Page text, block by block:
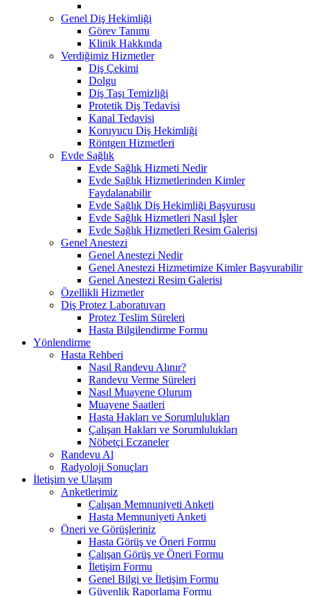
Genel Diş Hekimliği
Görev Tanımı
Klinik Hakkında
Verdiğimiz Hizmetler
Diş Çekimi
Dolgu
Diş Taşı Temizliği
Protetik Diş Tedavisi
Kanal Tedavisi
Koruyucu Diş Hekimliği
Röntgen Hizmetleri
Evde Sağlık
Evde Sağlık Hizmeti Nedir
Evde Sağlık Hizmetlerinden Kimler
Faydalanabilir
Evde Sağlık Diş Hekimliği Başvurusu
Evde Sağlık Hizmetleri Nasıl İşler
Evde Sağlık Hizmetleri Resim Galerisi
Genel Anestezi
Genel Anestezi Nedir
Genel Anestezi Hizmetimize Kimler Başvurabilir
Genel Anestezi Resim Galerisi
Özellikli Hizmetler
Diş Protez Laboratuvarı
Protez Teslim Süreleri
Hasta Bilgilendirme Formu
Yönlendirme
Hasta Rehberi
Nasıl Randevu Alınır?
Randevu Verme Süreleri
Nasıl Muayene Olurum
Muayene Saatleri
Hasta Hakları ve Sorumlulukları
Çalışan Hakları ve Sorumlulukları
Nöbetçi Eczaneler
Randevu Al
Radyoloji Sonuçları
İletişim ve Ulaşım
Anketlerimiz
Çalışan Memnuniyeti Anketi
Hasta Memnuniyeti Anketi
Öneri ve Görüşleriniz
Hasta Görüş ve Öneri Formu
Çalışan Görüş ve Öneri Formu
İletişim Formu
Genel Bilgi ve İletişim Formu
Güvenlik Raporlama Formu